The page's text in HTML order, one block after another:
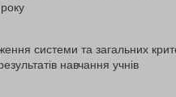
системи та загальних
навчання учнів